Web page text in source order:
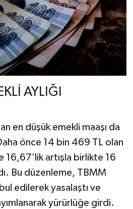
AYLIĞI
en düşük emekli maaşı da
önce 14 bin 469 TL olan
16,67’lik artışla birlikte 16
Bu düzenleme, TBMM
edilerek yasalaştı ve
yürürlüğe girdi.